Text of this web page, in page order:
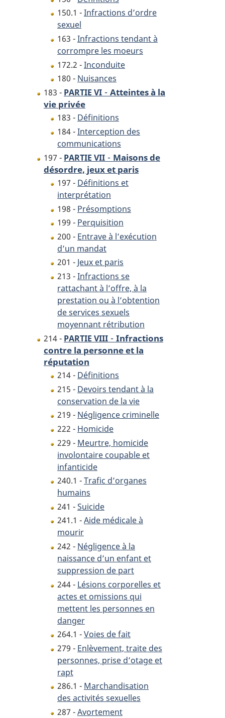
150.1 -Infractions d’ordre
sexuel
163 -Infractions tendant à
corrompre les moeurs
172.2 -Inconduite
180 - Nuisances
183 - PARTIE VI - Atteintes à la
vie privée
183 - Définitions
184 -Interception des
communications
197 - PARTIE VII - Maisons de
désordre, jeux et paris
197 - Définitions et
interprétation
198 - Présomptions
199 - Perquisition
200 - Entrave à l’exécution
d’un mandat
201 - Jeux et paris
213 -Infractions se
rattachant à l’offre, à la
prestation ou à l’obtention
de services sexuels
moyennant rétribution
214 - PARTIE VIII - Infractions
contre la personne et la
réputation
214 - Définitions
215 - Devoirs tendant à la
conservation de la vie
219 - Négligence criminelle
222 - Homicide
229 - Meurtre, homicide
involontaire coupable et
infanticide
240.1 -Trafic d’organes
humains
241 -Suicide
241.1 -Aide médicale à
mourir
242 - Négligence à la
naissance d’un enfant et
suppression de part
244 - Lésions corporelles et
actes et omissions qui
mettent les personnes en
danger
264.1 -Voies de fait
279 - Enlèvement, traite des
personnes, prise d’otage et
rapt
286.1 - Marchandisation
des activités sexuelles
287 -Avortement